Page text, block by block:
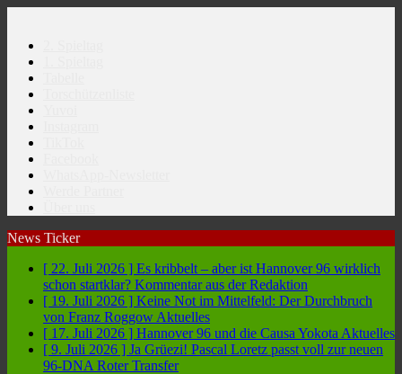
News Ticker
[ 22. Juli 2026 ] Es kribbelt – aber ist Hannover 96 wirklich
schon startklar? Kommentar aus der Redaktion
[ 19. Juli 2026 ] Keine Not im Mittelfeld: Der Durchbruch
von Franz Roggow Aktuelles
[ 17. Juli 2026 ] Hannover 96 und die Causa Yokota Aktuelles
[ 9. Juli 2026 ] Ja Grüezi! Pascal Loretz passt voll zur neuen
96-DNA Roter Transfer